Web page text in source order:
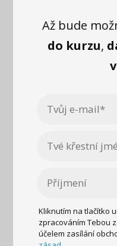
Až bude
do kurzu,
Kliknutím na tlačítko
zpracováním Tebou
účelem zasílání